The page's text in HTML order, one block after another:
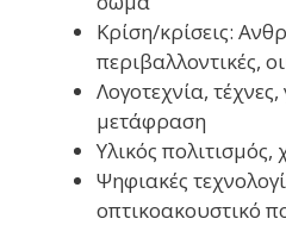
Κρίση/κρίσεις:
περιβαλλοντικές,
Λογοτεχνία,
μετάφραση
Υλικός
Ψηφιακές
οπτικοακουστικό